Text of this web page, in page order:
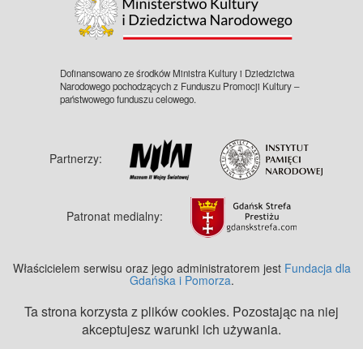
Dofinansowano ze środków Ministra Kultury i Dziedzictwa
Narodowego pochodzących z Funduszu Promocji Kultury –
państwowego funduszu celowego.
Partnerzy:
Patronat medialny:
Właścicielem serwisu oraz jego administratorem jest Fundacja dla
Gdańska i Pomorza.
Ta strona korzysta z plików cookies. Pozostając na niej
akceptujesz warunki ich używania.